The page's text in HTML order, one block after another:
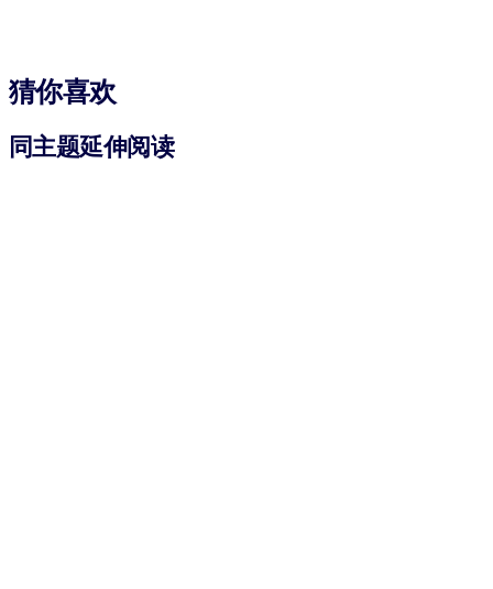
猜你喜欢
同主题延伸阅读